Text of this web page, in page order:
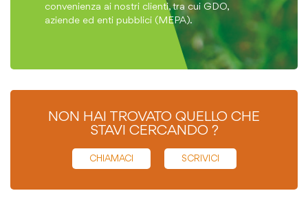
convenienza ai nostri clienti, tra cui GDO,
aziende ed enti pubblici (MEPA).
NON HAI TROVATO QUELLO CHE
STAVI CERCANDO ?
CHIAMACI SCRIVICI